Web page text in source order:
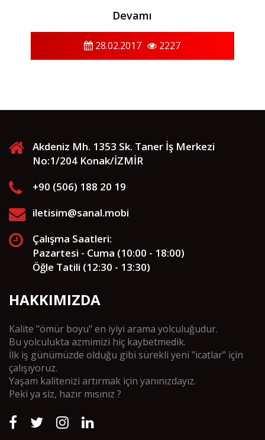
Devamı
28.02.2017 2227
Akdeniz Mh. 1353 Sk. Taner İş Merkezi
No:1/204 Konak/İZMİR
+90 (506) 188 20 19
iletisim@sanal.mobi
Çalışma Saatleri:
Pazartesi - Cuma (10:00 - 18:00)
Öğle Tatili (12:30 - 13:30)
HAKKIMIZDA
Kalite "ömür boyu" en iyiyi arama yolculuğudur.
Bu yolculukta azmimizi hiç kaybetmedik.
İlk iş günümüzde olduğu gibi sürekli yeni "icatlar" için
çalışıyoruz.
Yaşam kalitenizi artırmak için yanınızdayız.
Peki ya siz, hazır mısınız ?